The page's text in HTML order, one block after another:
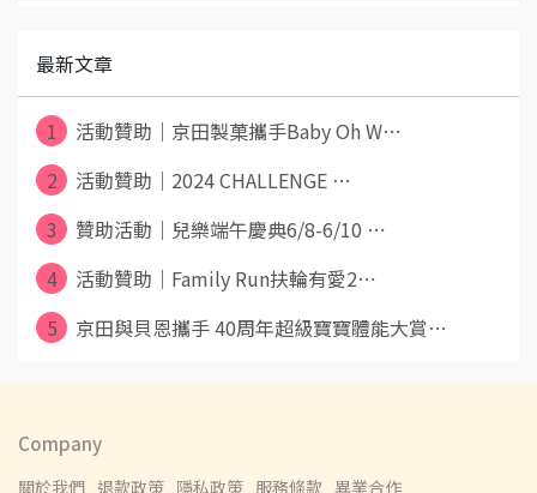
最新文章
1
活動贊助｜京田製菓攜手Baby Oh W⋯
2
活動贊助｜2024 CHALLENGE ⋯
3
贊助活動｜兒樂端午慶典6/8-6/10 ⋯
4
活動贊助｜Family Run扶輪有愛2⋯
5
京田與貝恩攜手 40周年超級寶寶體能大賞⋯
Company
關於我們 退款政策 隱私政策 服務條款 異業合作